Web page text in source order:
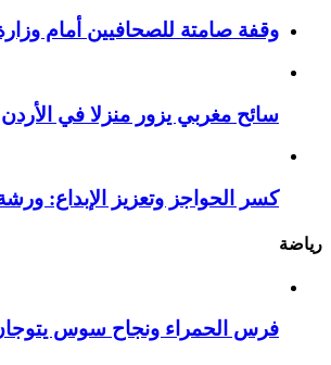
وقفة صامتة للصحافيين أمام
سائح مغربي يزور منزلا في
كسر الحواجز وتعزيز الإبداع:
رياضة
فرس الحمراء ونجاح سوس